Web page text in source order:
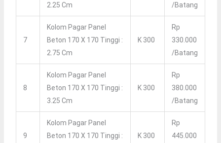
2.25 Cm
/batang
7
Kolom Pagar Panel
Beton 170 X 170 Tinggi :
2.75 Cm
K 300
Rp
330.000
/batang
8
Kolom Pagar Panel
Beton 170 X 170 Tinggi :
3.25 Cm
K 300
Rp
380.000
/batang
9
Kolom Pagar Panel
Beton 170 X 170 Tinggi :
K 300
Rp
445.000